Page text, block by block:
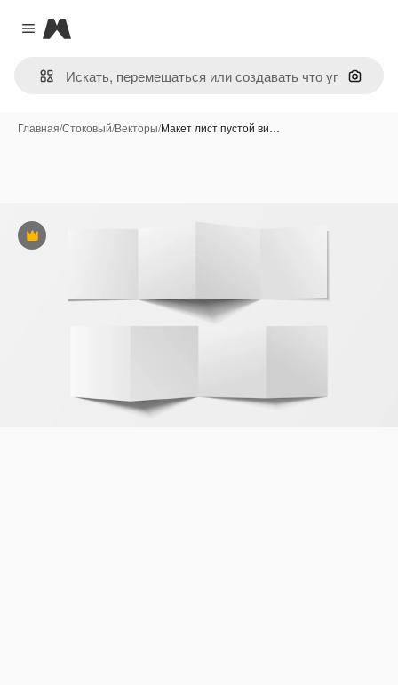
Close menu
Magnific
Поиск
Главная/Стоковый/Векторы/Макет лист пустой ви…
Премиум